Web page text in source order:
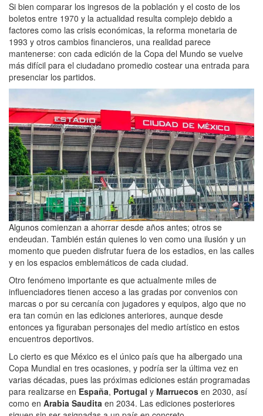
Si bien comparar los ingresos de la población y el costo de los
boletos entre 1970 y la actualidad resulta complejo debido a
factores como las crisis económicas, la reforma monetaria de
1993 y otros cambios financieros, una realidad parece
mantenerse: con cada edición de la Copa del Mundo se vuelve
más difícil para el ciudadano promedio costear una entrada para
presenciar los partidos.
Algunos comienzan a ahorrar desde años antes; otros se
endeudan. También están quienes lo ven como una ilusión y un
momento que pueden disfrutar fuera de los estadios, en las calles
y en los espacios emblemáticos de cada ciudad.
Otro fenómeno importante es que actualmente miles de
influenciadores tienen acceso a las gradas por convenios con
marcas o por su cercanía con jugadores y equipos, algo que no
era tan común en las ediciones anteriores, aunque desde
entonces ya figuraban personajes del medio artístico en estos
encuentros deportivos.
Lo cierto es que México es el único país que ha albergado una
Copa Mundial en tres ocasiones, y podría ser la última vez en
varias décadas, pues las próximas ediciones están programadas
para realizarse en España, Portugal y Marruecos en 2030, así
como en Arabia Saudita en 2034. Las ediciones posteriores